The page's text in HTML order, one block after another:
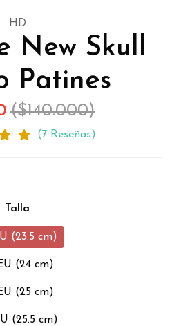
HD
New Skull
Patines
($140.000)
(7 Reseñas)
Talla
(23.5 cm)
(24 cm)
(25 cm)
(25.5 cm)